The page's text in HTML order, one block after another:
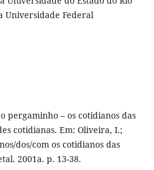
Universidade Federal
pergaminho – os cotidianos das
cotidianas. Em: Oliveira, I.;
dos/com os cotidianos das
2001a. p. 13-38.